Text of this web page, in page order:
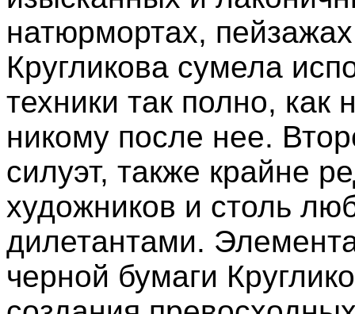
натюрмортах,
Кругликова сумела
техники так полно,
никому после нее.
силуэт, также крайне
художников и столь
дилетантами.
черной бумаги